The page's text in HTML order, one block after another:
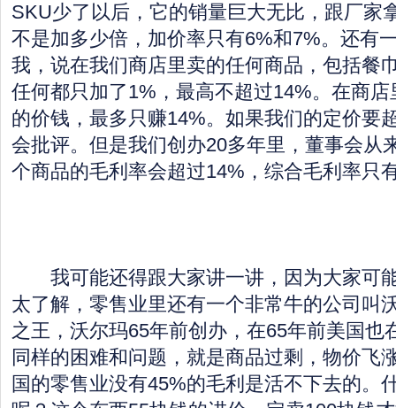
SKU少了以后，它的销量巨大无比，跟厂家
不是加多少倍，加价率只有6%和7%。还有
我，说在我们商店里卖的任何商品，包括餐
任何都只加了1%，最高不超过14%。在商
的价钱，最多只赚14%。如果我们的定价要
会批评。但是我们创办20多年里，董事会从
个商品的毛利率会超过14%，综合毛利率只
我可能还得跟大家讲一讲，因为大家可
太了解，零售业里还有一个非常牛的公司叫
之王，沃尔玛65年前创办，在65年前美国也
同样的困难和问题，就是商品过剩，物价飞
国的零售业没有45%的毛利是活不下去的。